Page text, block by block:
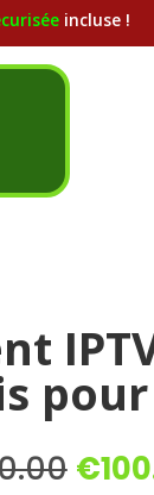
incluse !
Le
€